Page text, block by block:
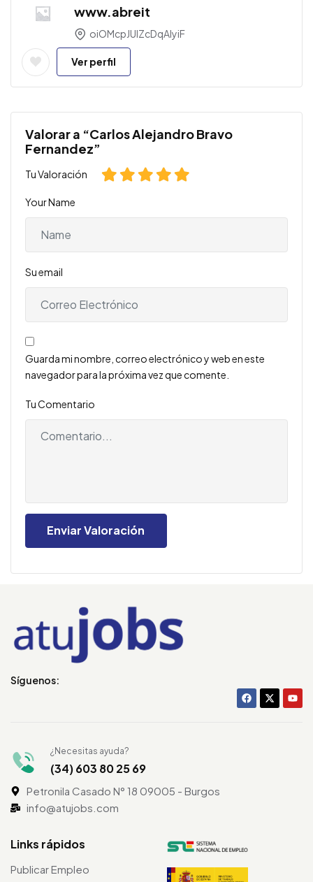
www.abreit
oiOMcpJUlZcDqAIyiF
Ver perfil
Valorar a “Carlos Alejandro Bravo
Fernandez”
Tu Valoración
Your Name
Su email
Guarda mi nombre, correo electrónico y web en este
navegador para la próxima vez que comente.
Tu Comentario
Síguenos:
¿Necesitas ayuda?
(34) 603 80 25 69
Petronila Casado N° 18 09005 - Burgos
info@atujobs.com
Links rápidos
Publicar Empleo